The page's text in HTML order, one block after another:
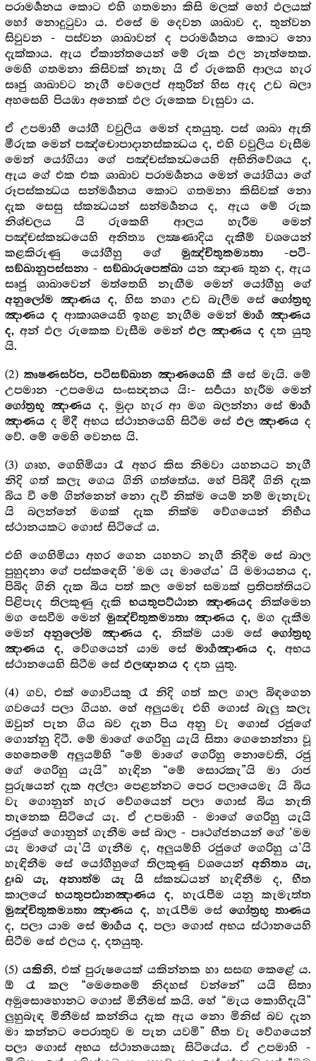
පරාමර්‍ශනය කොට එහි ගතමනා කිසි මලක් හෝ ඵලයක්
හෝ නොදුටුවා ය. එසේ ම දෙවන ශාඛාව ද, තුන්වන
සිවුවන - පස්වන ශාඛාවන් ද පරාමර්‍ශනය කොට නො
දැක්කාය. ඇය ඒකාන්තයෙන් මේ රුක ඵල නැත්තෙක.
මෙහි ගතමනා කිසිවක් නැතැ යි ඒ රුකෙහි ආලය හැර
සෘජු ශාඛාවට නැගී වෙලෙප් අතුරින් හිස ඇද උඩ බලා
අහසෙහි පියඹා අනෙක් ඵල රුකෙක වැසුවා ය.
ඒ උපමාහී යෝගී වවුලිය මෙන් දතයුතු. පස් ශාඛා ඇති
මීරුක මෙන් පඤ්චොපාදානස්කන්‍ධය ද, එහි වවුලිය වැසීම
මෙන් යෝගියා ගේ පඤ්චස්කන්‍ධයෙහි අභිනිවේශය ද,
ඇය ගේ එක එක ශාඛාව පරාමර්‍ශනය මෙන් යෝගියා ගේ
රූපස්කන්‍ධය සන්මර්‍ශනය කොට ගතමනා කිසිවක් නො
දැක සෙසු ස්කන්‍ධයන් සන්මර්‍ශනය ද, ඇය මේ රුක
නිශ්චලය යි රුකෙහි ආලය හැරීම මෙන්
පඤ්චස්කන්‍ධයෙහි අනිත්‍ය ලක්‍ෂණාදිය දැකීම් වශයෙන්
කළකිරුණු යෝගීහු ගේමුඤ්චිතුකම්‍යතා -පටි-
සඞ්ඛානුපස්සනා - සඞ්ඛාරුපෙක්ඛායන ඤාණ තුන ද, ඇය
සෘජු ශාඛාවෙන් මත්තෙහි නැඟීම මෙන් යෝගීහු ගේ
අනුලෝම ඤාණය ද, හිස නගා උඩ බැලීම සේගෝත්‍ර‍භූ
ඤාණය ද ආකාශයෙහි ඉහළ නැගීම මෙන්මාර්‍ග ඤාණය
ද,අන් ඵල රුකෙක වැසීම මෙන් ඵල ඤාණය ද දත යුතු
යි.
(2)කෘෂණසර්ප, පටිසඞ්ඛාන ඤාණයෙහි කී සේ මැයි. මේ
උපමාන -උපමෙය සංසන්‍දනය යි:- සර්‍පයා හැරීම මෙන්
ගෝත්‍ර‍භූ ඤාණය ද, මුදා හැර ආ මග බලන්නා සේමාර්‍ග
ඤාණය ද මිදී අභය ස්ථානයෙහි සිටීම සේ ඵල ඤාණය ද
වේ. මේ මෙහි වෙනස යි.
(3) ගෘහ, ගෙහිමියා රෑ අහර කිස නිමවා යහනයට නැගී
නිදි ගත් කලැ ගෙය ගිනි ගත්තේය. හේ පිබිදී ගිනි දැක
බිය වී මේ ගින්නෙන් නො දැවී නික්ම යෙම් නම් මැනැවැ
යි බලන්නේ මගක් දැක නික්ම වේගයෙන් නිර්‍භය
ස්ථානයකට ගොස් සිටියේ ය.
එහි ගෙහිමියා අහර ගෙන යහනට නැගී නිදීම සේ බාල
පුහුදනා ගේ පස්කඳෙහි ‘මම යැ මාගේය’ යි මමායනය ද,
පිබිද ගිනි දැක බිය පත් කල මෙන් සම්‍යක් ප්‍ර‍තිපත්තියට
පිළිපැද තිලකුණු දැකිභයතුපට්ඨාන ඤාණයද නික්මෙන
මග සෙවීම මෙන් මුඤ්චිතුකම්‍යතා ඤාණය ද, මග දැකීම
මෙන් අනුලෝම ඤාණය ද, නික්ම යාම සේගෝත්‍ර‍භූ
ඤාණය ද, වේගයෙන් යාම සේමාර්‍ගඤාණය ද, අභය
ස්ථානයෙහි සිටීම සේ ඵලඥානය ද දත යුතු.
(4) ගව, එක් ගොවියකු රෑ නිදි ගත් කල ගාල බිඳගෙන
ගවයෝ පලා ගියහ. හේ අලුයමැ එහි ගොස් බැලු කලැ
ඔවුන් පැන ගිය බව දැන පිය අනු වැ ගොස් රජුගේ
ගොන්නු දිටී. මේ මාගේ ගෙරිහු යැයි සිතා ගෙනෙන්නා වූ
හෙතෙමේ අලුයම්හි “මේ මාගේ ගෙරිහු නොවෙති, රජු
ගේ ගෙරිහු යැයි” හැඳින “මේ සොරකැ”යි මා රාජ
පුරුෂයන් දැක අල්ලා පෙළන්නට පෙර පලායෙමැ යි බිය
වැ ගොනුන් හැර වේගයෙන් පලා ගොස් බිය නැති
තැනෙක සිටියේ යැ. ඒ උපමාහි - මාගේ ගෙරිහු යැයි
රජුගේ ගොනුන් ගැනීම සේ බාල - පෘථග්ජනයන් ගේ ‘මම
යැ මාගේ යැ’යි ගැනීම ද, අලුයම්හි රජුගේ ගෙරිහු ය’යි
හැඳිනීම සේ යෝගීහුගේ තිලකුණු වශයෙන් අනිත්‍ය යැ,
දුඃඛ යැ, අනාත්ම යැ යි ස්කන්‍ධයන් හැඳිනීම ද, භීත
කාලයේ භයතුපඪානඤාණය ද, හැරැපීම යනු කැමැත්ත
මුඤ්චිතුකම්‍යතා ඤාණය ද, හැරැපීම සේ ගෝත්‍ර‍භු තාණය
ද, පලා යාම සේමාර්‍ගය ද, පලා ගොස් අභය ස්ථානයෙහි
සිටීම සේ ඵලය ද, දතයුතු.
(5) යකිනි, එක් පුරුෂයෙක් යකින්නක හා සසඟ කෙළේ ය.
ඕ රෑ කල “මෙතෙමේ නිදහස් වන්නේ” යයි සිතා
අමුසොහොනට ගොස් මිනීමස් කයි. හේ “මැය කොහිදැයි”
ලුහුබැඳ මිනීමස් කන්නිය දැක ඇය නො මිනිස් බව දැන
මා කන්නට පෙරාතුව ම පැන යවමි” භීත වැ වේගයෙන්
පලා ගොස් අභය ස්ථානයෙකැ සිටියේය. ඒ උපමාහි -